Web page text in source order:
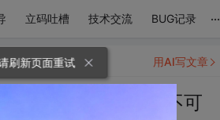
立码吐槽 技术交流 BUG记录 ...
却足以救我 ——《不可
用AI写文章
刷新页面重试